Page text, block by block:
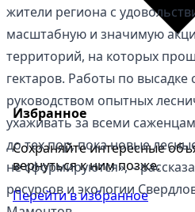
Избранное
Сохраняйте интересные
вернуться к ним позже.
Перейти в избранное
жители региона с
масштабную и значимую
территорий, на которых
гектаров. Работы по
руководством опытных
ухаживать за всеми
до тех пор, пока новые
не сформируются», –
ресурсов и экологии